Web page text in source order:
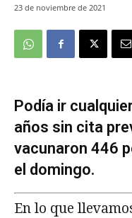
23 de noviembre de 2021
Podía ir
años sin cita
vacunaron 446
el domingo.
En lo que